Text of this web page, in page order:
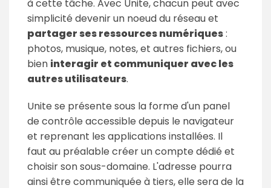
à cette tâche. Avec Unite, chacun peut avec
simplicité devenir un noeud du réseau et
partager ses ressources numériques:
photos, musique, notes, et autres fichiers, ou
bien interagir et communiquer avec les
autres utilisateurs.
Unite se présente sous la forme d'un panel
de contrôle accessible depuis le navigateur
et reprenant les applications installées. Il
faut au préalable créer un compte dédié et
choisir son sous-domaine. L'adresse pourra
ainsi être communiquée à tiers, elle sera de la